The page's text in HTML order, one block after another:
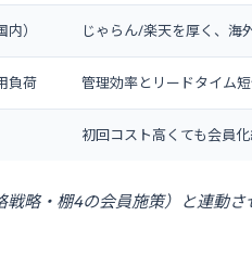
） じゃらん/楽天を厚く、海
負荷 管理効率とリードタイム
初回コスト高くても会員
略・棚4の会員施策）と連動さ